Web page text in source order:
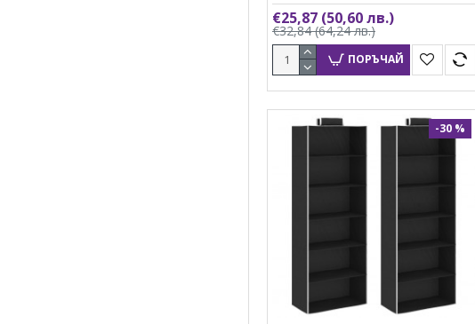
€25,87 (50,60 лв.)
€32,84(64,24 лв.)
ПОРЪЧАЙ
-30 %